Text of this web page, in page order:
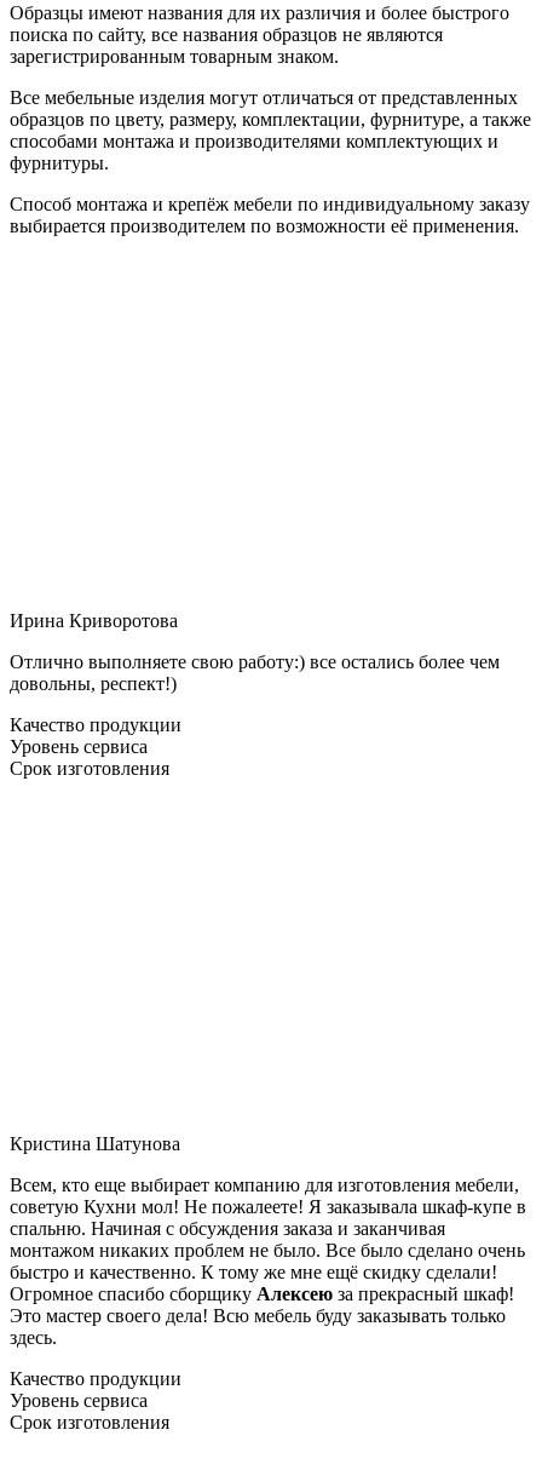
Образцы имеют названия для их различия и более быстрого
поиска по сайту, все названия образцов не являются
зарегистрированным товарным знаком.
Все мебельные изделия могут отличаться от представленных
образцов по цвету, размеру, комплектации, фурнитуре, а также
способами монтажа и производителями комплектующих и
фурнитуры.
Способ монтажа и крепёж мебели по индивидуальному заказу
выбирается производителем по возможности её применения.
Ирина Криворотова
Отлично выполняете свою работу:) все остались более чем
довольны, респект!)
Качество продукции
Уровень сервиса
Срок изготовления
Кристина Шатунова
Всем, кто еще выбирает компанию для изготовления мебели,
советую Кухни мол! Не пожалеете! Я заказывала шкаф-купе в
спальню. Начиная с обсуждения заказа и заканчивая
монтажом никаких проблем не было. Все было сделано очень
быстро и качественно. К тому же мне ещё скидку сделали!
Огромное спасибо сборщику Алексею за прекрасный шкаф!
Это мастер своего дела! Всю мебель буду заказывать только
здесь.
Качество продукции
Уровень сервиса
Срок изготовления